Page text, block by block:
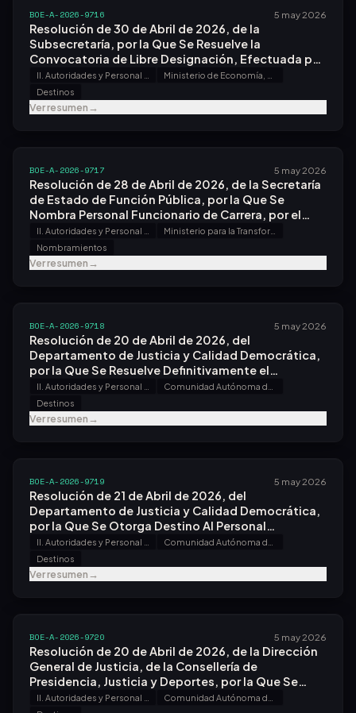
BOE-A-2026-9716 5 may 2026
Resolución de 30 de Abril de 2026, de la
Subsecretaría, por la Que Se Resuelve la
Convocatoria de Libre Designación, Efectuada por
Resolución de 30 de Enero de 2026, en las Oficinas
Económicas y Comerciales en el Exterior.
Destinos
Ver resumen→
BOE-A-2026-9717 5 may 2026
Resolución de 28 de Abril de 2026, de la Secretaría
de Estado de Función Pública, por la Que Se
Nombra Personal Funcionario de Carrera, por el
Sistema General de Acceso Libre, en el Cuerpo de
Arquitectos Técnicos Al Servicio de la Hacienda
Pública.
Nombramientos
Ver resumen→
BOE-A-2026-9718 5 may 2026
Resolución de 20 de Abril de 2026, del
Departamento de Justicia y Calidad Democrática,
por la Que Se Resuelve Definitivamente el
Concurso de Traslados Entre Personal Funcionario
de los Cuerpos y Escalas de Gestión Procesal y
Administrativa, Tramitación Procesal y
Administrativa y Auxilio Judicial de la
Destinos
Ver resumen→
BOE-A-2026-9719 5 may 2026
Resolución de 21 de Abril de 2026, del
Departamento de Justicia y Calidad Democrática,
por la Que Se Otorga Destino Al Personal
Funcionario del Cuerpo de Médicos Forenses Que
Ha Superado las Pruebas Selectivas, Convocadas
por Orden Pjc/94/2024, de 31 de Enero.
Destinos
Ver resumen→
BOE-A-2026-9720 5 may 2026
Resolución de 20 de Abril de 2026, de la Dirección
General de Justicia, de la Consellería de
Presidencia, Justicia y Deportes, por la Que Se
Resuelve Definitivamente el Concurso de Traslados